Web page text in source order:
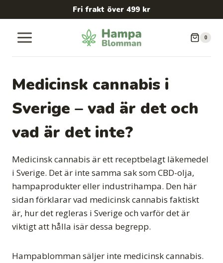
to
content
Fri frakt över 499 kr
0
Medicinsk cannabis i
Sverige – vad är det och
vad är det inte?
Medicinsk cannabis är ett receptbelagt läkemedel
i Sverige. Det är inte samma sak som CBD-olja,
hampaprodukter eller industrihampa. Den här
sidan förklarar vad medicinsk cannabis faktiskt
är, hur det regleras i Sverige och varför det är
viktigt att hålla isär dessa begrepp.
Hampablomman säljer inte medicinsk cannabis.